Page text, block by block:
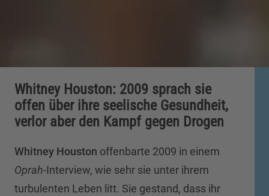
Whitney Houston: 2009 sprach sie
offen über ihre seelische Gesundheit,
verlor aber den Kampf gegen Drogen
Whitney Houston offenbarte 2009 in einem
Oprah-Interview, wie sehr sie unter ihrem
turbulenten Leben litt. Sie gestand, dass ihr